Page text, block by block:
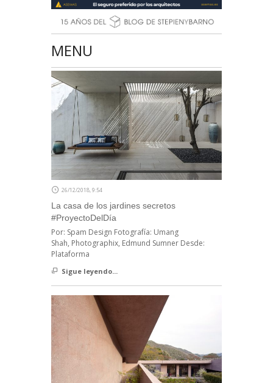
MENU
26/12/2018, 9:54
La casa de los jardines secretos
#ProyectoDelDía
Por: Spam Design Fotografía: Umang
Shah, Photographix, Edmund Sumner Desde:
Plataforma
Sigue leyendo...